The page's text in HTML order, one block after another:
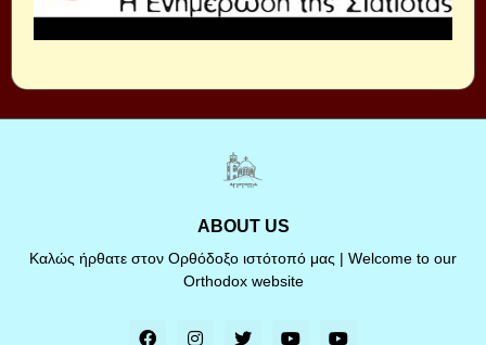
ABOUT US
Καλώς ήρθατε στον Ορθόδοξο ιστότοπό μας | Welcome to our
Orthodox website